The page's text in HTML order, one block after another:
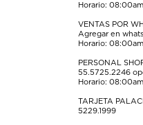
Horario:
VENTAS POR
Agregar en
Horario:
PERSONAL
55.5725.2246
Horario:
TARJETA
5229.1999